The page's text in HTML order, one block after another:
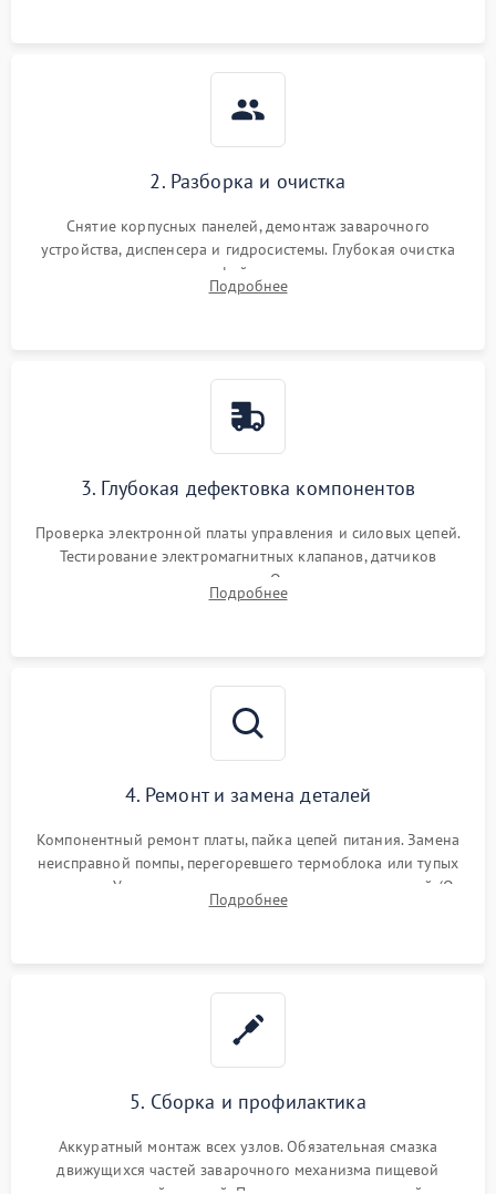
2. Разборка и очистка
Снятие корпусных панелей, демонтаж заварочного
устройства, диспенсера и гидросистемы. Глубокая очистка
внутренних узлов от кофейных масел, жмыха и накипи.
Промывка дренажных каналов и фильтров с использованием
Подробнее
3. Глубокая дефектовка компонентов
Проверка электронной платы управления и силовых цепей.
Тестирование электромагнитных клапанов, датчиков
температуры и расходомера. Оценка степени износа
жерновов кофемолки, уплотнительных колец гидросистемы
Подробнее
4. Ремонт и замена деталей
Компонентный ремонт платы, пайка цепей питания. Замена
неисправной помпы, перегоревшего термоблока или тупых
жерновов. Установка новых силиконовых уплотнителей (O-
ring) и тефлоновых трубок для надежного устранения
Подробнее
5. Сборка и профилактика
Аккуратный монтаж всех узлов. Обязательная смазка
движущихся частей заварочного механизма пищевой